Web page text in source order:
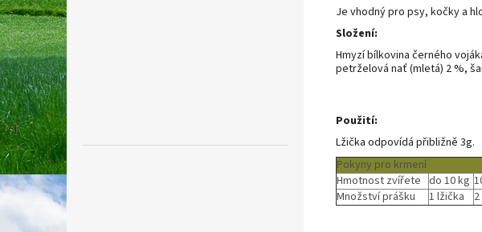
Je vhodný pro psy, kočky a
Složení:
Hmyzí bílkovina černého
petrželová nať (mletá) 2 %,
Použití:
Lžička odpovídá přibližně 3g.
Pokyny pro krmení
Hmotnost zvířete do 10 kg
Množství prášku
1 lžička